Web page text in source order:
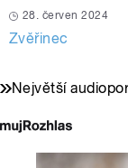
28. červen 2024
Zvěřinec
Největší